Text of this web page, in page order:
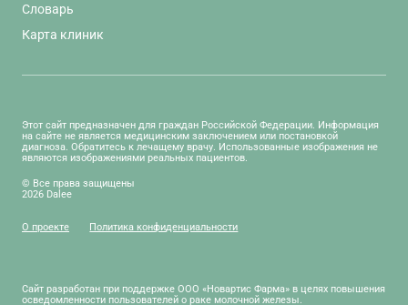
Словарь
Карта клиник
Этот сайт предназначен для граждан Российской Федерации. Информация
на сайте не является медицинским заключением или постановкой
диагноза. Обратитесь к лечащему врачу. Использованные изображения не
являются изображениями реальных пациентов.
© Все права защищены
2026 Dalee
О проекте Политика конфиденциальности
Сайт разработан при поддержке ООО «Новартис Фарма» в целях повышения
осведомленности пользователей о раке молочной железы.